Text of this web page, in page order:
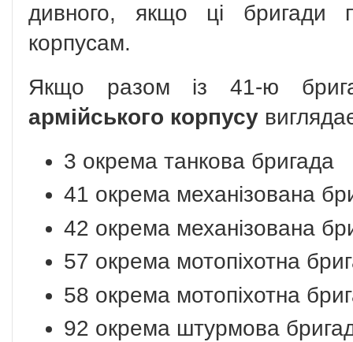
дивного, якщо ці бригади
корпусам.
Якщо разом із 41-ю
армійського корпусу
3 окрема танкова бригада
41 окрема механізована
42 окрема механізована
57 окрема мотопіхотна
58 окрема мотопіхотна
92 окрема штурмова